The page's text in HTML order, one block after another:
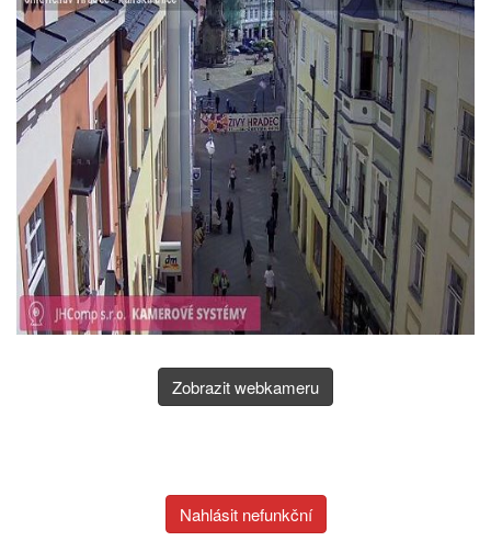
Zobrazit webkameru